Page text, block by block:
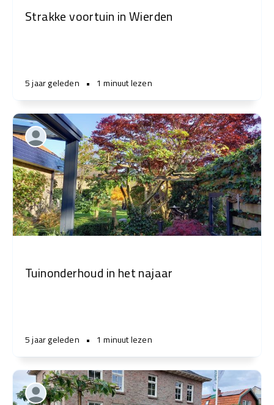
Strakke voortuin in Wierden
5 jaar geleden • 1 minuut lezen
Tuinonderhoud in het najaar
5 jaar geleden • 1 minuut lezen